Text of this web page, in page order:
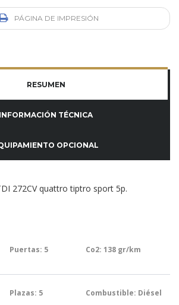
PÁGINA DE IMPRESIÓN
RESUMEN
INFORMACIÓN TÉCNICA
OPCIONAL
272CV quattro tiptro sport 5p.
Puertas: 5 Co2: 138 gr/km
Plazas: 5 Combustible: Diésel